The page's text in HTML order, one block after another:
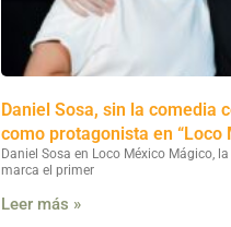
Daniel Sosa, sin la comedia
como protagonista en “Loco
Daniel Sosa en Loco México Mágico,
marca el primer
Leer más »